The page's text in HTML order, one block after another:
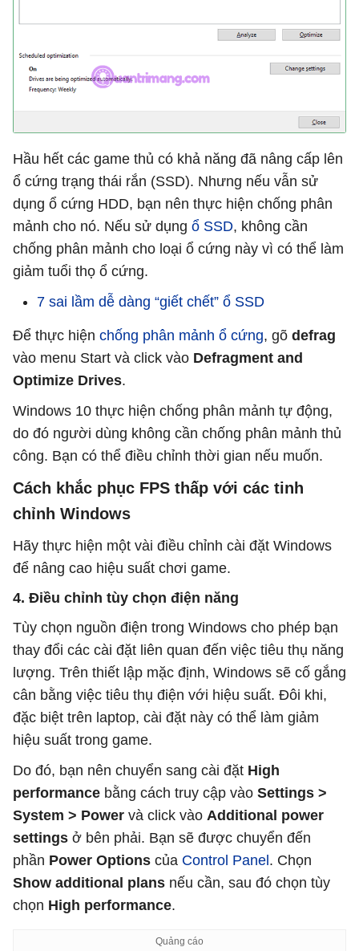
Hầu hết các game thủ có khả năng đã nâng cấp lên
ổ cứng trạng thái rắn (SSD). Nhưng nếu vẫn sử
dụng ổ cứng HDD, bạn nên thực hiện chống phân
mảnh cho nó. Nếu sử dụng ổ SSD, không cần
chống phân mảnh cho loại ổ cứng này vì có thể làm
giảm tuổi thọ ổ cứng.
7 sai lầm dễ dàng “giết chết” ổ SSD
Để thực hiện chống phân mảnh ổ cứng, gõ defrag
vào menu Start và click vào Defragment and
Optimize Drives.
Windows 10 thực hiện chống phân mảnh tự động,
do đó người dùng không cần chống phân mảnh thủ
công. Bạn có thể điều chỉnh thời gian nếu muốn.
Cách khắc phục FPS thấp với các tinh
chỉnh Windows
Hãy thực hiện một vài điều chỉnh cài đặt Windows
để nâng cao hiệu suất chơi game.
4. Điều chỉnh tùy chọn điện năng
Tùy chọn nguồn điện trong Windows cho phép bạn
thay đổi các cài đặt liên quan đến việc tiêu thụ năng
lượng. Trên thiết lập mặc định, Windows sẽ cố gắng
cân bằng việc tiêu thụ điện với hiệu suất. Đôi khi,
đặc biệt trên laptop, cài đặt này có thể làm giảm
hiệu suất trong game.
Do đó, bạn nên chuyển sang cài đặt High
performance bằng cách truy cập vào Settings >
System > Power và click vào Additional power
settings ở bên phải. Bạn sẽ được chuyển đến
phần Power Options của Control Panel . Chọn
Show additional plans nếu cần, sau đó chọn tùy
chọn High performance.